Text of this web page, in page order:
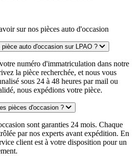
sur nos pièces auto d'occasion
auto d'occasion sur LPAO ?
numéro d'immatriculation dans notre
la pièce recherchée, et nous vous
sous 24 à 48 heures par mail ou
nous expédions votre pièce.
pièces d'occasion ?
sont garanties 24 mois. Chaque
par nos experts avant expédition. En
client est à votre disposition pour un